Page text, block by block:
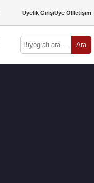
Üyelik GirişiÜye Olİletişim
Ara